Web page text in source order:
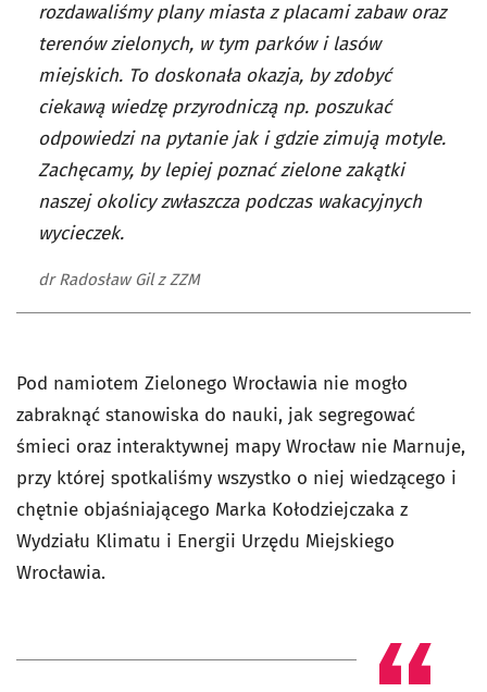
rozdawaliśmy plany miasta z placami zabaw oraz
terenów zielonych, w tym parków i lasów
miejskich. To doskonała okazja, by zdobyć
ciekawą wiedzę przyrodniczą np. poszukać
odpowiedzi na pytanie jak i gdzie zimują motyle.
Zachęcamy, by lepiej poznać zielone zakątki
naszej okolicy zwłaszcza podczas wakacyjnych
wycieczek.
dr Radosław Gil z ZZM
Pod namiotem Zielonego Wrocławia nie mogło
zabraknąć stanowiska do nauki, jak segregować
śmieci oraz interaktywnej mapy Wrocław nie Marnuje,
przy której spotkaliśmy wszystko o niej wiedzącego i
chętnie objaśniającego Marka Kołodziejczaka z
Wydziału Klimatu i Energii Urzędu Miejskiego
Wrocławia.